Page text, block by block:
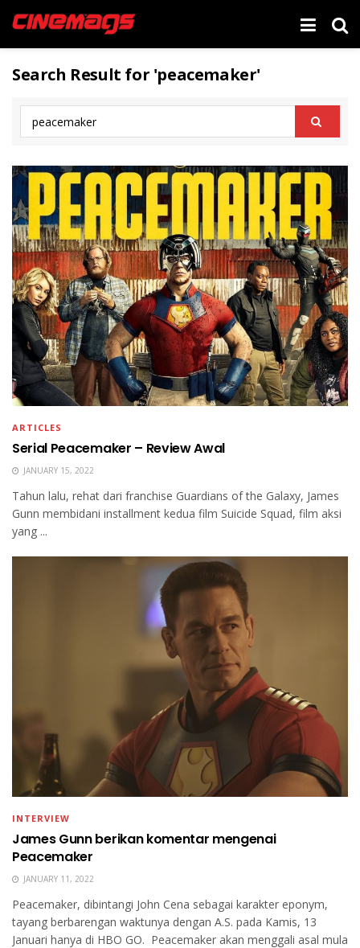
Search Result for 'peacemaker'
ARTICLES
Serial Peacemaker – Review Awal
JANUARY 15, 2022
Tahun lalu, rehat dari franchise Guardians of the Galaxy, James
Gunn membidani installment kedua film Suicide Squad, film aksi
yang ...
INTERVIEW
James Gunn berikan komentar mengenai
Peacemaker
JANUARY 11, 2022
Peacemaker, dibintangi John Cena sebagai karakter eponym,
tayang berbarengan waktunya dengan A.S. pada Kamis, 13
Januari hanya di HBO GO. Peacemaker akan menggali asal mula